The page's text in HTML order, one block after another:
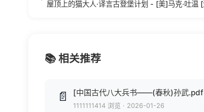
📚 相关推荐
📄 [中国古代八大兵书——(春秋)孙武.pdf
1111111414 浏览 · 2026-01-26